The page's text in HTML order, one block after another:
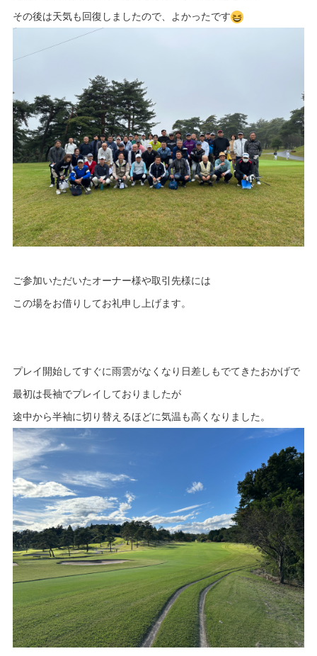
その後は天気も回復しましたので、よかったです
ご参加いただいたオーナー様や取引先様には
この場をお借りしてお礼申し上げます。
プレイ開始してすぐに雨雲がなくなり日差しもでてきたおかげで
最初は長袖でプレイしておりましたが
途中から半袖に切り替えるほどに気温も高くなりました。